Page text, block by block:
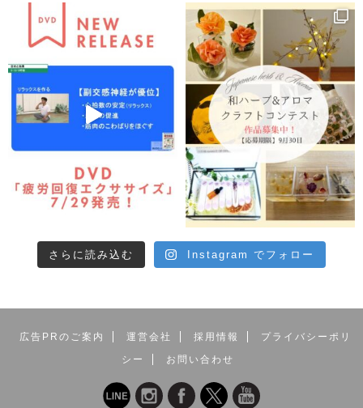
さらに読み込む Instagram でフォロー
広告PRのご案内 運営会社 採用情報
プライバシーポリ
シー
お問い合わせ